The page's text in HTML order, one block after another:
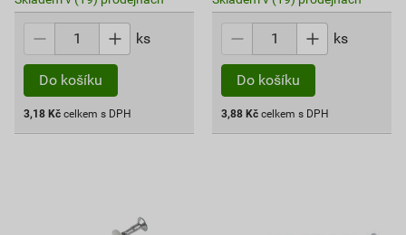
ks
Do košíku
3,18 Kč celkem s DPH
ks
Do košíku
3,88 Kč celkem s DPH